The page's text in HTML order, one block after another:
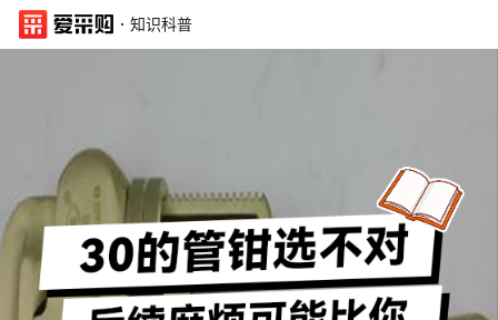
· 知识科普